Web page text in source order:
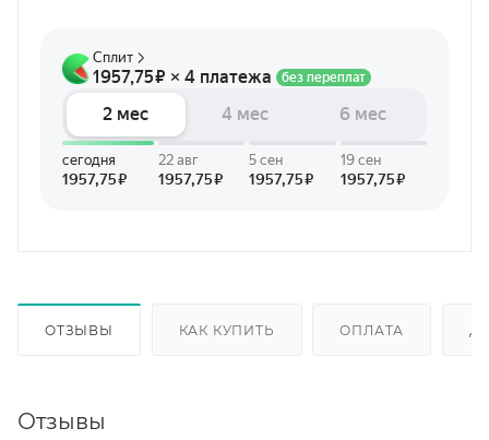
ОТЗЫВЫ КАК КУПИТЬ ОПЛАТА
Отзывы